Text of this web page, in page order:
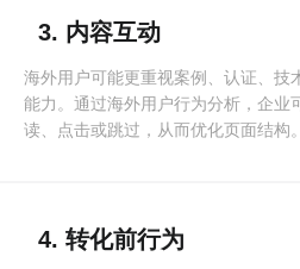
3. 内容互动
海外用户可能更重视案例、认证、技
能力。通过海外用户行为分析，企业
读、点击或跳过，从而优化页面结构。
4. 转化前行为